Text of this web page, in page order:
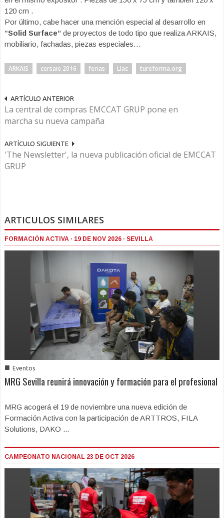
120 cm .
Por último, cabe hacer una mención especial al desarrollo en
“Solid Surface” de proyectos de todo tipo que realiza ARKAIS,
mobiliario, fachadas, piezas especiales…
ARKAIS cersaie 2016 ferias Llac tureforma.org
ARTÍCULO ANTERIOR
La central de compras EMCCAT GRUP pone en
marcha su nueva campaña
ARTÍCULO SIGUIENTE
'The Newsletter', la nueva publicación oficial de EMCCAT
GRUP
ARTICULOS SIMILARES
FORMACIÓN ACTIVA · 19 DE NOV 2026 · SEVILLA
■ Eventos
MRG Sevilla reunirá innovación y formación para el profesional
MRG acogerá el 19 de noviembre una nueva edición de
Formación Activa con la participación de ARTTROS, FILA
Solutions, DAKO ...
CAMPEONATO NACIONAL 23 DE OCT 2026